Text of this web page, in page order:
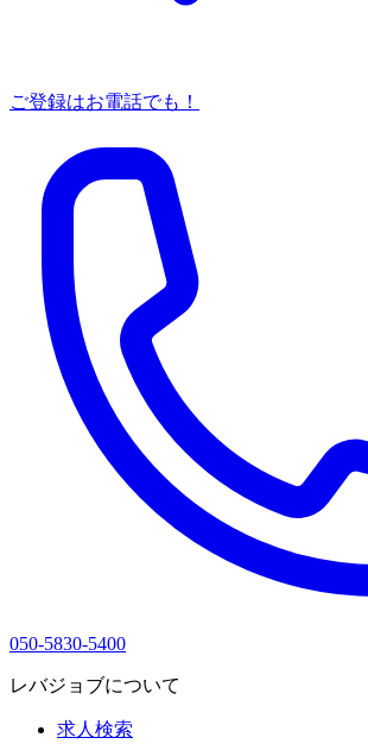
ご登録はお電話でも！
050-5830-5400
レバジョブについて
求人検索